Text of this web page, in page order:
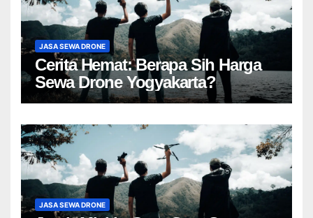
JASA SEWA DRONE
Cerita Hemat: Berapa Sih Harga
Sewa Drone Yogyakarta?
JASA SEWA DRONE